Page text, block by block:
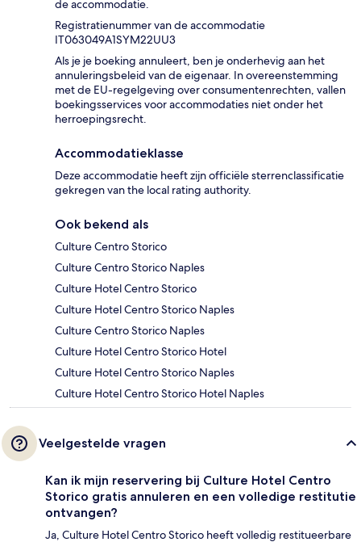
de accommodatie.
Registratienummer van de accommodatie
IT063049A1SYM22UU3
Als je je boeking annuleert, ben je onderhevig aan het
annuleringsbeleid van de eigenaar. In overeenstemming
met de EU-regelgeving over consumentenrechten, vallen
boekingsservices voor accommodaties niet onder het
herroepingsrecht.
Accommodatieklasse
Deze accommodatie heeft zijn officiële sterrenclassificatie
gekregen van the local rating authority.
Ook bekend als
Culture Centro Storico
Culture Centro Storico Naples
Culture Hotel Centro Storico
Culture Hotel Centro Storico Naples
Culture Centro Storico Naples
Culture Hotel Centro Storico Hotel
Culture Hotel Centro Storico Naples
Culture Hotel Centro Storico Hotel Naples
Veelgestelde vragen
Kan ik mijn reservering bij Culture Hotel Centro
Storico gratis annuleren en een volledige restitutie
ontvangen?
Ja, Culture Hotel Centro Storico heeft volledig restitueerbare